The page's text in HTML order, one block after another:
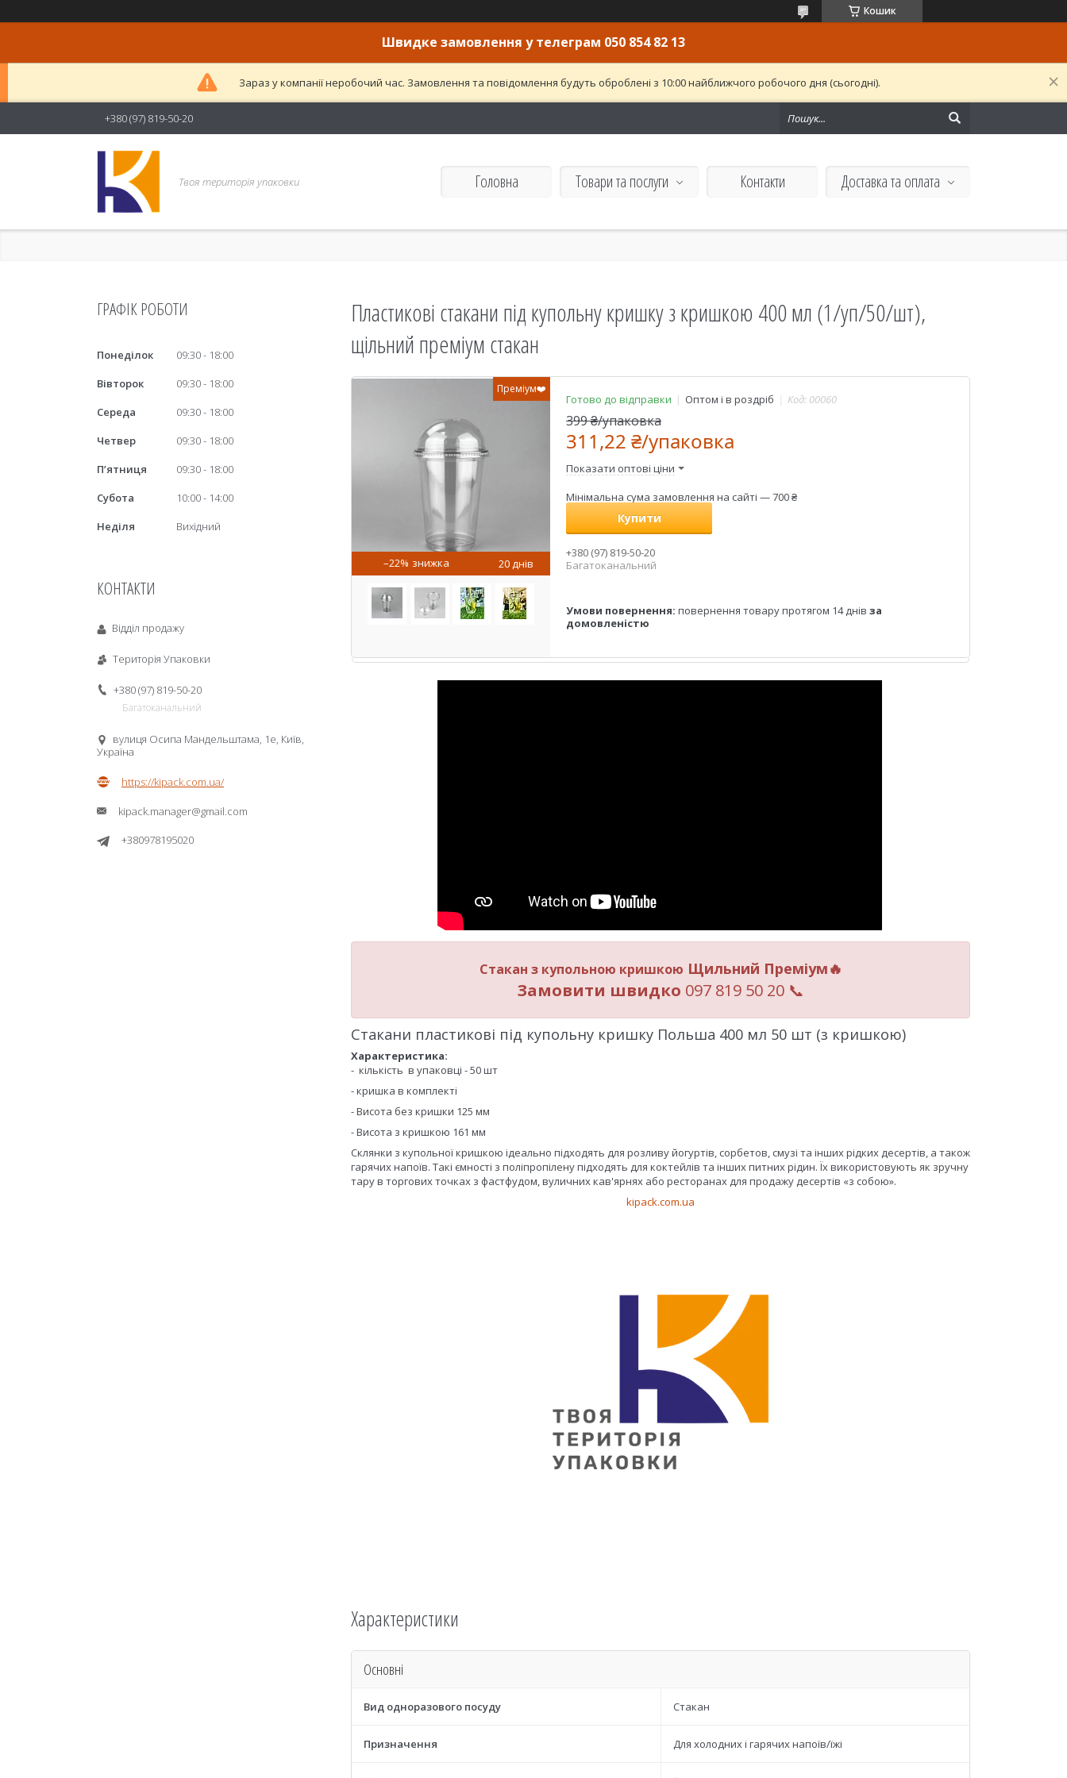
Кошик
Швидке замовлення у телеграм 050 854 82 13
Зараз у компанії неробочий час. Замовлення та повідомлення будуть оброблені з 10:00 найближчого робочого дня (сьогодні).
+380 (97) 819-50-20
Твоя територія упаковки Головна Товари та послуги Контакти Доставка та оплата
Пластикові стакани під купольну кришку з кришкою 400 мл (1/уп/50/шт),
щільний преміум стакан
–22% 20 днів
Преміум❤️
Готово до відправки Оптом і в роздріб Код: 00060
399 ₴/упаковка
311,22 ₴/упаковка
Показати оптові ціни
Мінімальна сума замовлення на сайті — 700 ₴
Купити
+380 (97) 819-50-20
Багатоканальний
повернення товару протягом 14 днів за
домовленістю
Стакан з купольною кришкою Щильний Преміум🔥
Замовити швидко 097 819 50 20 📞
Стакани пластикові під купольну кришку Польша 400 мл 50 шт (з кришкою)
Характеристика:
- кількість в упаковці - 50 шт
- кришка в комплекті
- Висота без кришки 125 мм
- Висота з кришкою 161 мм
Склянки з купольної кришкою ідеально підходять для розливу йогуртів, сорбетов, смузі та інших рідких десертів, а також
гарячих напоїв. Такі ємності з поліпропілену підходять для коктейлів та інших питних рідин. Їх використовують як зручну
тару в торгових точках з фастфудом, вуличних кав'ярнях або ресторанах для продажу десертів «з собою».
kipack.com.ua
Характеристики
Основні
Вид одноразового посуду Стакан
Призначення Для холодних і гарячих напоїв/їжі
ГРАФІК РОБОТИ
Понеділок 09:30
18:00
Вівторок
09:30
18:00
Середа
09:30
18:00
Четвер
09:30
18:00
Пʼятниця
09:30
18:00
Субота
10:00
14:00
Неділя
Вихідний
КОНТАКТИ
Відділ продажу
Територія Упаковки
+380 (97) 819-50-20
Багатоканальний
вулиця Осипа Мандельштама, 1е, Київ,
Україна
https://kipack.com.ua/
kipack.manager@gmail.com
+380978195020